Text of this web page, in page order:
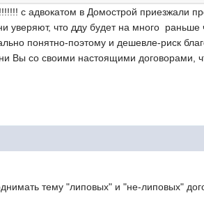
с адвокатом в Домострой приезжали
уверяют, что дду будет на много раньше
понятно-поэтому и дешевле-риск
Вы со своими настоящими договорами,
тему "липовых" и "не-липовых"